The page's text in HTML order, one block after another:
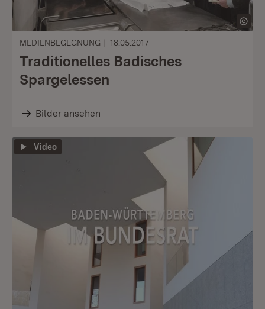
MEDIENBEGEGNUNG 18.05.2017
Traditionelles Badisches
Spargelessen
Bilder ansehen
Video